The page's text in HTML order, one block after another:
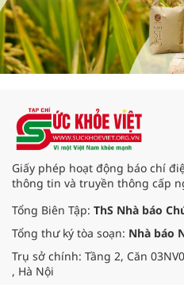
Giấy phép hoạt động báo chí
thông tin và truyền thông cấp
Tổng Biên Tập: ThS Nhà báo
Tổng thư ký tòa soạn: Nhà báo
Trụ sở chính: Tầng 2, Căn
, Hà Nội